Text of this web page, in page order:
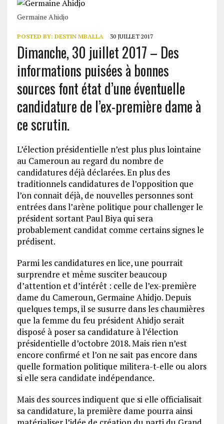
Germaine Ahidjo
POSTED BY: DESTIN MBALLA 30 JUILLET 2017
Dimanche, 30 juillet 2017 – Des
informations puisées à bonnes
sources font état d’une éventuelle
candidature de l’ex-première dame à
ce scrutin.
L’élection présidentielle n’est plus plus lointaine
au Cameroun au regard du nombre de
candidatures déjà déclarées. En plus des
traditionnels candidatures de l’opposition que
l’on connait déjà, de nouvelles personnes sont
entrées dans l’arène politique pour challenger le
président sortant Paul Biya qui sera
probablement candidat comme certains signes le
prédisent.
Parmi les candidatures en lice, une pourrait
surprendre et même susciter beaucoup
d’attention et d’intérêt : celle de l’ex-première
dame du Cameroun, Germaine Ahidjo. Depuis
quelques temps, il se susurre dans les chaumières
que la femme du feu président Ahidjo serait
disposé à poser sa candidature à l’élection
présidentielle d’octobre 2018. Mais rien n’est
encore confirmé et l’on ne sait pas encore dans
quelle formation politique militera-t-elle ou alors
si elle sera candidate indépendance.
Mais des sources indiquent que si elle officialisait
sa candidature, la première dame pourra ainsi